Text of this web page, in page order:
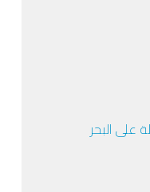
على البحر